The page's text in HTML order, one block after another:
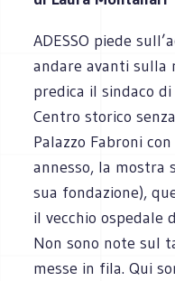
ADESSO piede
andare avanti sulla
predica il sindaco
Centro storico
Palazzo Fabroni
annesso, la mostra
sua fondazione),
il vecchio ospedale
Non sono note sul
messe in fila. Qui